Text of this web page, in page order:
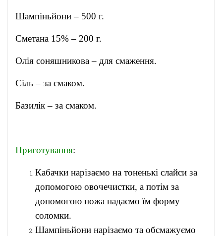
Шампіньйони – 500 г.
Сметана 15% – 200 г.
Олія соняшникова – для смаження.
Сіль – за смаком.
Базилік – за смаком.
Приготування:
Кабачки нарізаємо на тоненькі слайси за
допомогою овочечистки, а потім за
допомогою ножа надаємо їм форму
соломки.
Шампіньйони нарізаємо та обсмажуємо